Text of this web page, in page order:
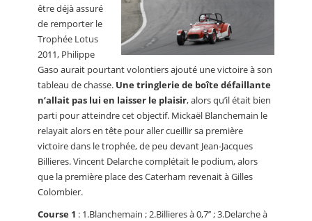
être déjà assuré
de remporter le
Trophée Lotus
2011, Philippe
Gaso aurait pourtant volontiers ajouté une victoire à son
tableau de chasse. Une tringlerie de boîte défaillante
n’allait pas lui en laisser le plaisir, alors qu’il était bien
parti pour atteindre cet objectif. Mickaël Blanchemain le
relayait alors en tête pour aller cueillir sa première
victoire dans le trophée, de peu devant Jean-Jacques
Billieres. Vincent Delarche complétait le podium, alors
que la première place des Caterham revenait à Gilles
Colombier.
Course 1 : 1.Blanchemain ; 2.Billieres à 0,7’’ ; 3.Delarche à